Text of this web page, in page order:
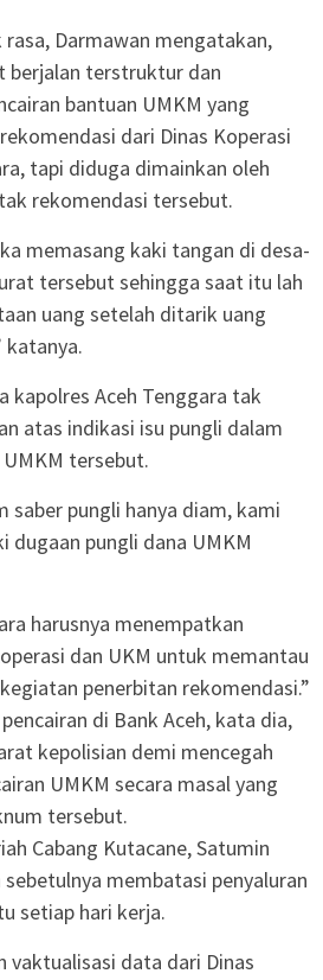
Darmawan mengatakan,
berjalan terstruktur dan
bantuan UMKM yang
dari Dinas Koperasi
tapi diduga dimainkan oleh
rekomendasi tersebut.
memasang kaki tangan di desa-
tersebut sehingga saat itu lah
uang setelah ditarik uang
katanya.
kapolres Aceh Tenggara tak
atas indikasi isu pungli dalam
tersebut.
saber pungli hanya diam, kami
dugaan pungli dana UMKM
harusnya menempatkan
dan UKM untuk memantau
penerbitan rekomendasi.”
di Bank Aceh, kata dia,
kepolisian demi mencegah
UMKM secara masal yang
tersebut.
Cabang Kutacane, Satumin
membatasi penyaluran
setiap hari kerja.
vaktualisasi data dari Dinas